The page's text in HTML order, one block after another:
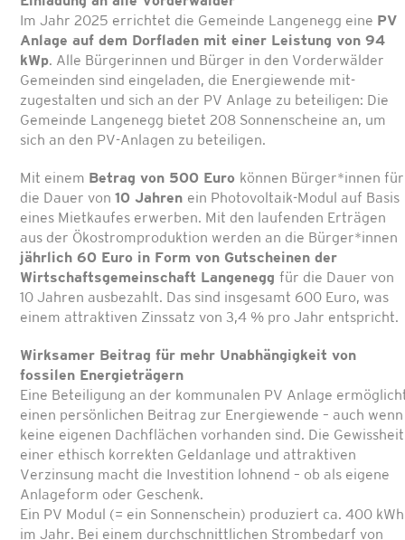
Im Jahr 2025 errichtet die Gemeinde Langen­egg eine PV
Anlage auf dem Dorfladen mit ei­ner Leistung von 94
kWp. Alle Bürgerinnen und Bürger in den Vorderwälder
Gemeinden sind eingeladen, die Energiewende mit­
zugestalten und sich an der PV Anlage zu be­teiligen: Die
Gemeinde Langenegg bietet 208 Sonnenscheine an, um
sich an den PV-Anlagen zu beteiligen.
Mit einem Betrag von 500 Euro können Bürger*innen für
die Dauer von 10 Jahren ein Photovoltaik-Modul auf Basis
eines Miet­kaufes erwerben. Mit den laufenden Erträgen
aus der Ökostromproduktion werden an die Bürger*innen
jährlich 60 Euro in Form von Gutscheinen der
Wirtschaftsgemeinschaft Langenegg für die Dauer von
10 Jahren ausbe­zahlt. Das sind insgesamt 600 Euro, was
einem attraktiven Zinssatz von 3,4 % pro Jahr ent­spricht.
Wirksamer Beitrag für mehr Unabhängigkeit von
fossilen Energieträgern
Eine Beteiligung an der kommunalen PV Anlage
einen persönlichen Beitrag zur Energiewende – auch wenn
keine eigenen Dachflächen vorhanden sind. Die Gewissheit
einer ethisch korrekten Geldanlage und attraktiven
Verzinsung macht die Investition lohnend – ob als eigene
Anlageform oder Geschenk.
Ein PV Modul (= ein Sonnenschein) produziert ca. 400 kWh
im Jahr. Bei einem durchschnittlichen Strombedarf von